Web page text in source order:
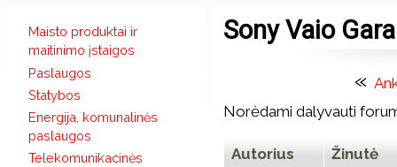
Maisto produktai ir
maitinimo įstaigos
Paslaugos
Statybos
Energija, komunalinės
paslaugos
Telekomunikacinės
Sony Vaio
«
Norėdami dalyvauti
Autorius Žinutė